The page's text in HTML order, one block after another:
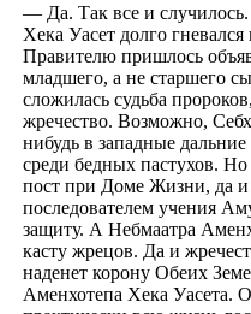
— Да. Так все и
Хека Уасет долго
Правителю пришлось
младшего, а не старшего
сложилась судьба
жречество. Возможно,
нибудь в западные
среди бедных пастухов.
пост при Доме Жизни, да
последователем учения
защиту. А Небмаатра
касту жрецов. Да и
наденет корону Обеих
Аменхотепа Хека Уасета.